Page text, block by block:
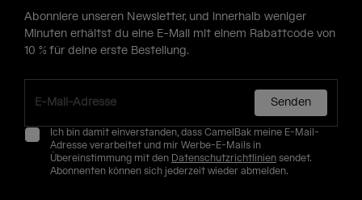
Abonniere unseren Newsletter, und innerhalb weniger
Minuten erhältst du eine E-Mail mit einem Rabattcode von
10 % für deine erste Bestellung.
Senden
Ich bin damit einverstanden, dass CamelBak meine E-Mail-
Adresse verarbeitet und mir Werbe-E-Mails in
Übereinstimmung mit den Datenschutzrichtlinien sendet.
Abonnenten können sich jederzeit wieder abmelden.